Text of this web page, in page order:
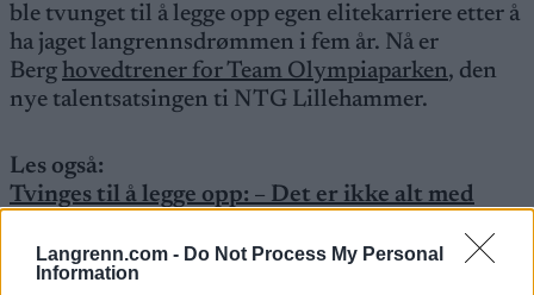
Langrenn.com - Do Not Process My Personal
Information
ble tvunget til å legge opp egen elitekarriere etter å
ha jaget langrennsdrømmen i fem år. Nå er
Berg hovedtrener for Team Olympiaparken, den
nye talentsatsingen ti NTG Lillehammer.
Les også:
Tvinges til å legge opp: – Det er ikke alt med